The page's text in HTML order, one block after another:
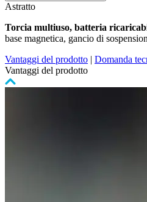
Astratto
Torcia multiuso, batteria
base magnetica, gancio di
Vantaggi del prodotto | Domanda
Vantaggi del prodotto